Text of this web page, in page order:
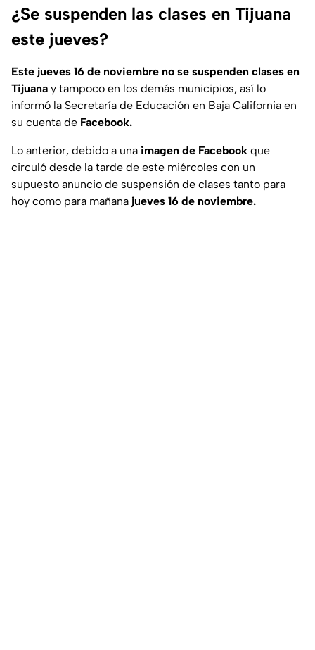
¿Se suspenden las clases en Tijuana
este jueves?
Este jueves 16 de noviembre no se suspenden clases en
Tijuana y tampoco en los demás municipios, así lo
informó la Secretaría de Educación en Baja California en
su cuenta de Facebook.
Lo anterior, debido a una imagen de Facebook que
circuló desde la tarde de este miércoles con un
supuesto anuncio de suspensión de clases tanto para
hoy como para mañana jueves 16 de noviembre.